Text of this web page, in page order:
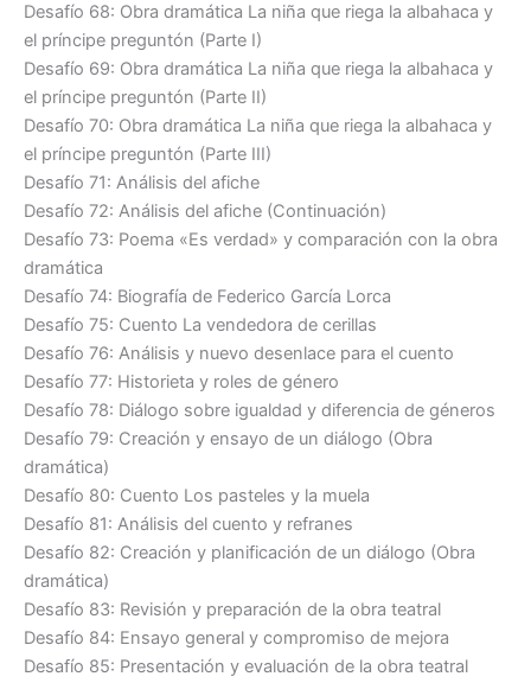
Desafío 68: Obra dramática La niña que riega la albahaca y
el príncipe preguntón (Parte I)
Desafío 69: Obra dramática La niña que riega la albahaca y
el príncipe preguntón (Parte II)
Desafío 70: Obra dramática La niña que riega la albahaca y
el príncipe preguntón (Parte III)
Desafío 71: Análisis del afiche
Desafío 72: Análisis del afiche (Continuación)
Desafío 73: Poema «Es verdad» y comparación con la obra
dramática
Desafío 74: Biografía de Federico García Lorca
Desafío 75: Cuento La vendedora de cerillas
Desafío 76: Análisis y nuevo desenlace para el cuento
Desafío 77: Historieta y roles de género
Desafío 78: Diálogo sobre igualdad y diferencia de géneros
Desafío 79: Creación y ensayo de un diálogo (Obra
dramática)
Desafío 80: Cuento Los pasteles y la muela
Desafío 81: Análisis del cuento y refranes
Desafío 82: Creación y planificación de un diálogo (Obra
dramática)
Desafío 83: Revisión y preparación de la obra teatral
Desafío 84: Ensayo general y compromiso de mejora
Desafío 85: Presentación y evaluación de la obra teatral